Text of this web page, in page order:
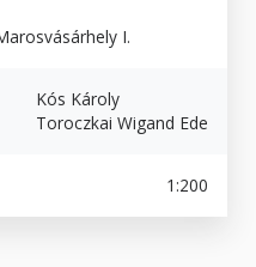
I.
Kós Károly
Toroczkai Wigand Ede
1:200